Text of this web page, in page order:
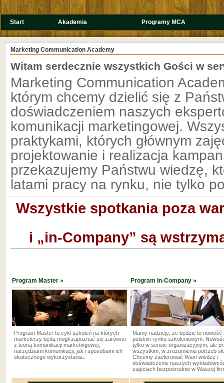
Start Akademia Programy MCA
Marketing Communication Academy
Witam serdecznie wszystkich Gości w
Marketing Communication
którym chcemy dzielić się z
doświadczeniem naszych
komunikacji marketingowej.
praktykami, których głównym
projektowanie i realizacja
przekazujemy Państwu wiedzę,
latami pracy na rynku, nie tylko
Wszystkie spotkania poza
i „in-Company” są
Program Master » Program In-Company »
Program Master to cykl szkoleń na których
marketerzy będą mogli zapoznać się zarówno
z teorią komunikacji marketingowej,
narzędziami komunikacji, jak i sposobami ich
skutecznego wykorzystania..
Mamy nadzieję, że będzie to nowość
polskim rynku szkoleniowym.
tylko w sensie organizacyjnym, ale
wszystkim, w zrozumieniu potrzeb
Chcemy zaoferować Wam wiedzę i
doświadczenie naszych
zajęciach bezpośrednio w Waszej